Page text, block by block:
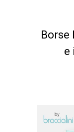
Borse
e